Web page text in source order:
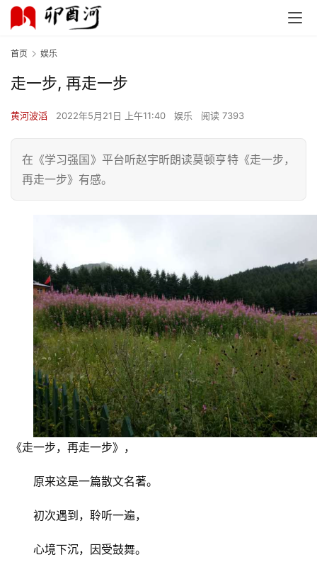
首页 娱乐
走一步, 再走一步
黄河波滔 2022年5月21日 上午11:40 娱乐 阅读 7393
在《学习强国》平台听赵宇昕朗读莫顿亨特《走一步，
再走一步》有感。
《走一步，再走一步》，
原来这是一篇散文名著。
初次遇到，聆听一遍，
心境下沉，因受鼓舞。